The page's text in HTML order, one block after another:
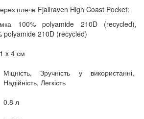
плече Fjallraven High Coast Pocket:
100% polyamide 210D (recycled),
polyamide 210D (recycled)
x 4 см
Міцність, Зручність у використанні,
Надійність, Легкість
0.8 л